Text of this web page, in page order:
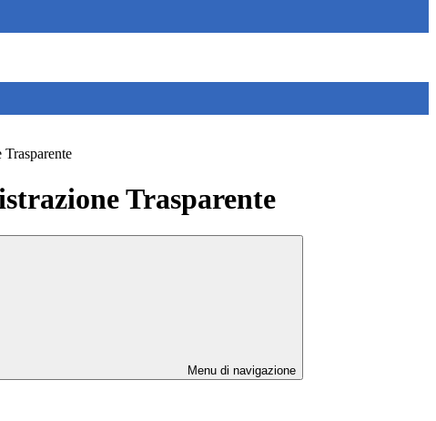
Trasparente
Menu di navigazione